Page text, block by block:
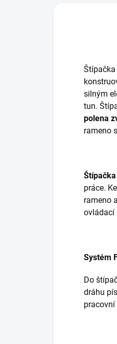
Štípačka
silným
tun.
polena
rameno
Štípačka
práce. Ke
rameno a
ovládací
Systém
Do
dráhu